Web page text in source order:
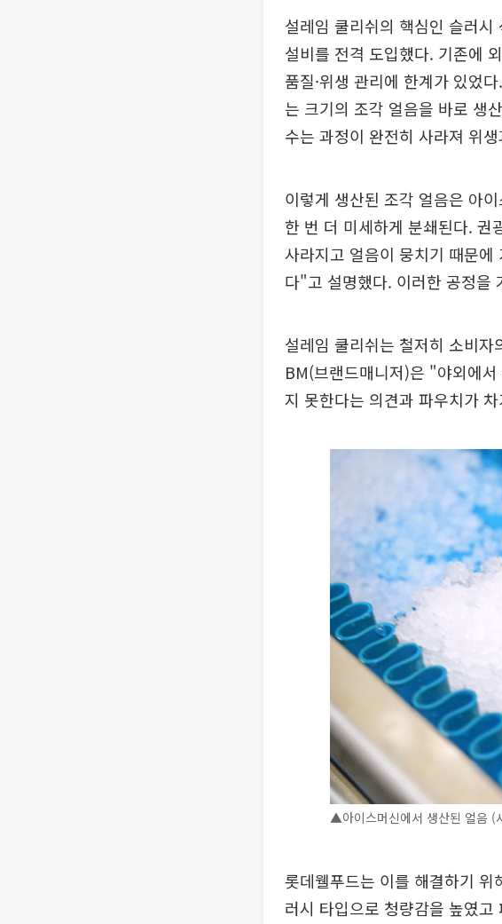
설레임 쿨리쉬의 핵심인 슬러
설비를 전격 도입했다. 기존에
품질·위생 관리에 한계가 있었
는 크기의 조각 얼음을 바로 생
수는 과정이 완전히 사라져 위
이렇게 생산된 조각 얼음은 아
한 번 더 미세하게 분쇄된다. 권
사라지고 얼음이 뭉치기 때문
다"고 설명했다. 이러한 공정을
설레임 쿨리쉬는 철저히 소비
BM(브랜드매니저)은 "야외에
지 못한다는 의견과 파우치가
▲아이스머신에서 생산된 얼음 (
롯데웰푸드는 이를 해결하기
러시 타입으로 청량감을 높였